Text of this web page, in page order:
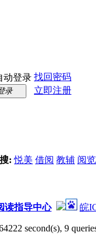
动登录 找回密码
录
立即注册
:悦美 借阅 教辅 阅览
读指导中心 皖
second(s), 9